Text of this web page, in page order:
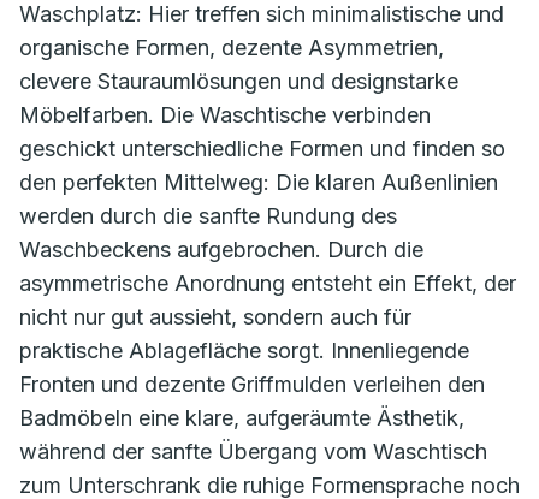
Waschplatz: Hier treffen sich minimalistische und
organische Formen, dezente Asymmetrien,
clevere Stauraumlösungen und designstarke
Möbelfarben. Die Waschtische verbinden
geschickt unterschiedliche Formen und finden so
den perfekten Mittelweg: Die klaren Außenlinien
werden durch die sanfte Rundung des
Waschbeckens aufgebrochen. Durch die
asymmetrische Anordnung entsteht ein Effekt, der
nicht nur gut aussieht, sondern auch für
praktische Ablagefläche sorgt. Innenliegende
Fronten und dezente Griffmulden verleihen den
Badmöbeln eine klare, aufgeräumte Ästhetik,
während der sanfte Übergang vom Waschtisch
zum Unterschrank die ruhige Formensprache noch